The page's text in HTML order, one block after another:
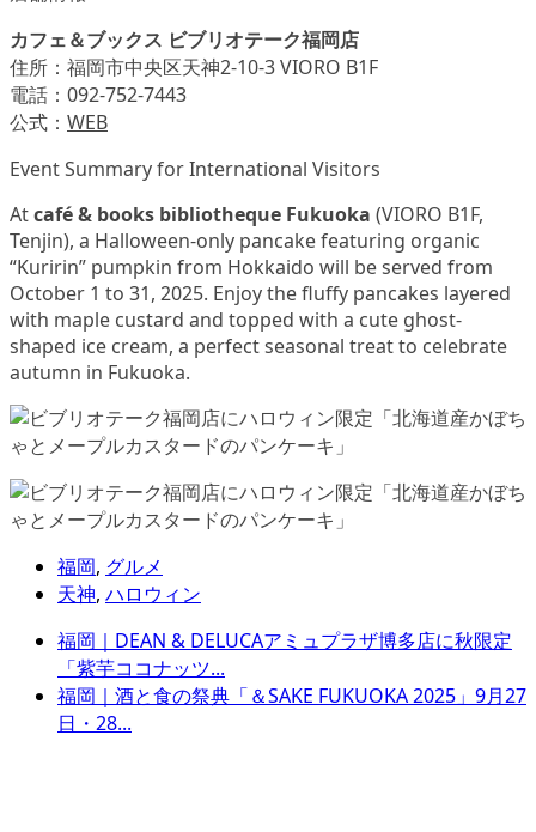
カフェ＆ブックス ビブリオテーク福岡店
住所：福岡市中央区天神2-10-3 VIORO B1F
電話：092-752-7443
公式： WEB
Event Summary for International Visitors
Atcafé & books bibliotheque Fukuoka (VIORO B1F,
Tenjin), a Halloween-only pancake featuring organic
“Kuririn” pumpkin from Hokkaido will be served from
October 1 to 31, 2025. Enjoy the fluffy pancakes layered
with maple custard and topped with a cute ghost-
shaped ice cream, a perfect seasonal treat to celebrate
autumn in Fukuoka.
福岡, グルメ
天神, ハロウィン
福岡｜DEAN & DELUCAアミュプラザ博多店に秋限定
「紫芋ココナッツ...
福岡｜酒と食の祭典「＆SAKE FUKUOKA 2025」9月27
日・28...